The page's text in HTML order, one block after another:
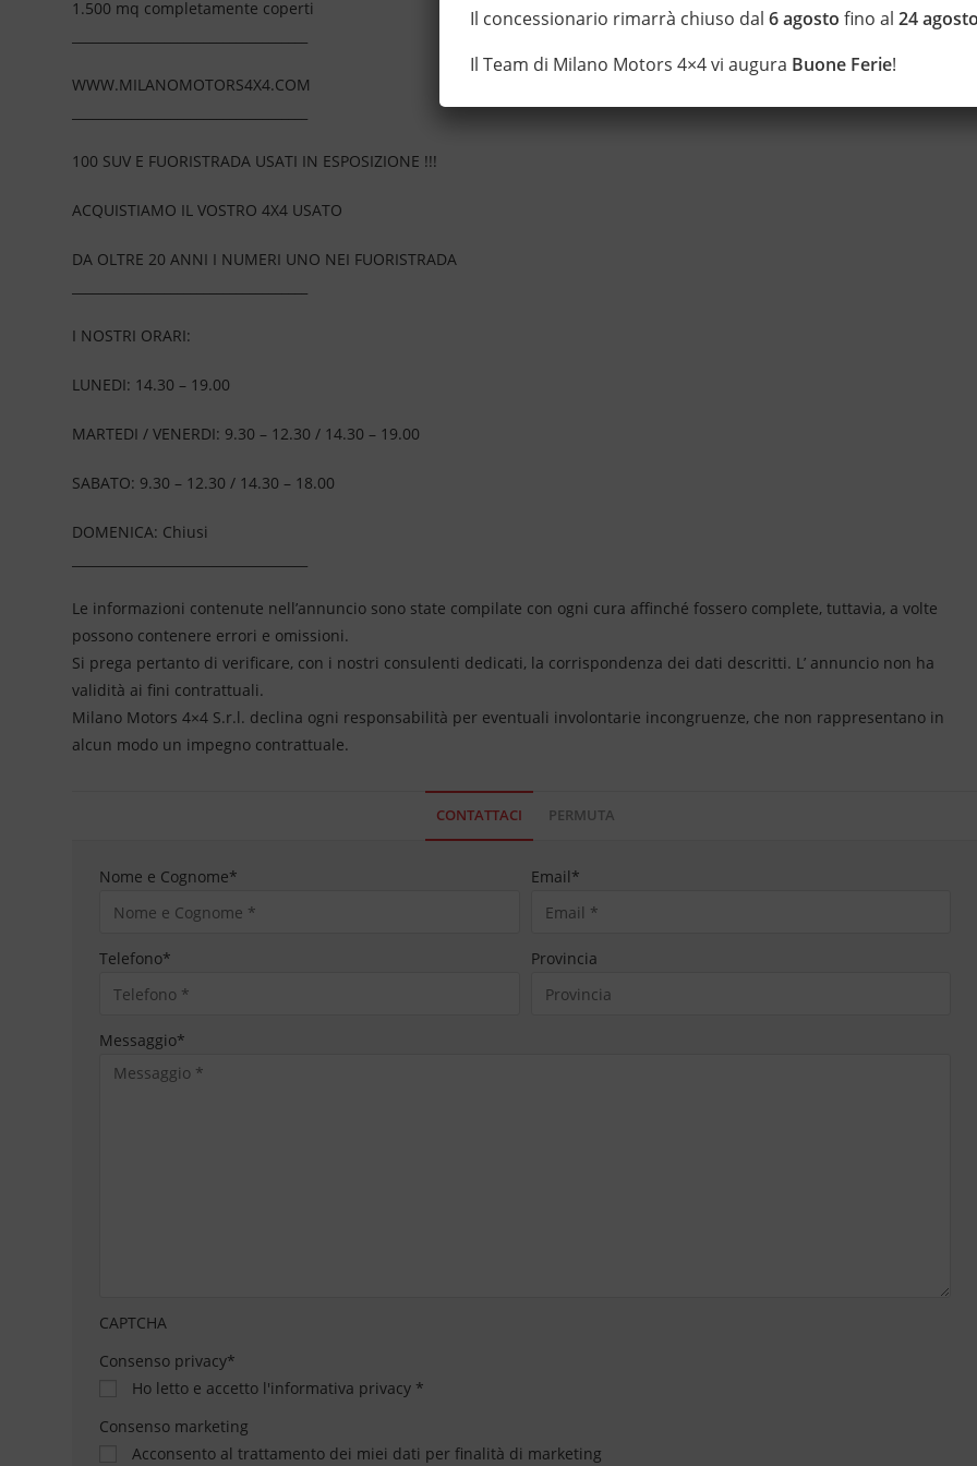
1.500 mq completamente coperti
WWW.MILANOMOTORS4X4.COM
100 SUV E FUORISTRADA USATI IN ESPOSIZIONE !!!
ACQUISTIAMO IL VOSTRO 4X4 USATO
DA OLTRE 20 ANNI I NUMERI UNO NEI FUORISTRADA
I NOSTRI ORARI:
LUNEDI: 14.30 – 19.00
MARTEDI / VENERDI: 9.30 – 12.30 / 14.30 – 19.00
SABATO: 9.30 – 12.30 / 14.30 – 18.00
DOMENICA: Chiusi
Le informazioni contenute nell’annuncio sono state compilate con ogni cura affinché fossero complete, tuttavia, a volte
possono contenere errori e omissioni.
Si prega pertanto di verificare, con i nostri consulenti dedicati, la corrispondenza dei dati descritti. L’ annuncio non ha
validità ai fini contrattuali.
Milano Motors 4×4 S.r.l. declina ogni responsabilità per eventuali involontarie incongruenze, che non rappresentano in
alcun modo un impegno contrattuale.
CONTATTACI PERMUTA
Nome e Cognome* Email*
Telefono* Provincia
Messaggio*
CAPTCHA
Consenso privacy*
Ho letto e accetto l'informativa privacy *
Consenso marketing
Acconsento al trattamento dei miei dati per finalità di marketing
Il concessionario rimarrà chiuso dal6 agosto fino al24
Il Team di Milano Motors 4×4 vi augura Buone Ferie!